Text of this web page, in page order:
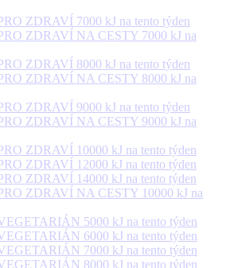
ZDRAVÍ 7000 kJ na tento týden
ZDRAVÍ NA CESTY 7000 kJ na
ZDRAVÍ 8000 kJ na tento týden
ZDRAVÍ NA CESTY 8000 kJ na
ZDRAVÍ 9000 kJ na tento týden
ZDRAVÍ NA CESTY 9000 kJ na
ZDRAVÍ 10000 kJ na tento týden
ZDRAVÍ 12000 kJ na tento týden
ZDRAVÍ 14000 kJ na tento týden
ZDRAVÍ NA CESTY 10000 kJ na
5000 kJ na tento týden
6000 kJ na tento týden
7000 kJ na tento týden
8000 kJ na tento týden